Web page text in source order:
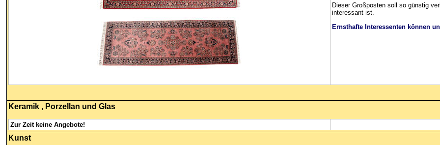
Dieser Großposten soll so günstig
interessant ist.
Ernsthafte Interessenten können
Keramik , Porzellan und Glas
Zur Zeit keine Angebote!
Kunst